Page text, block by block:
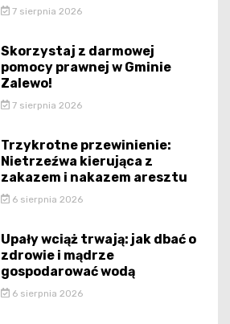
7 sierpnia 2026
Skorzystaj z darmowej
pomocy prawnej w Gminie
Zalewo!
7 sierpnia 2026
Trzykrotne przewinienie:
Nietrzeźwa kierująca z
zakazem i nakazem aresztu
6 sierpnia 2026
Upały wciąż trwają: jak dbać o
zdrowie i mądrze
gospodarować wodą
6 sierpnia 2026